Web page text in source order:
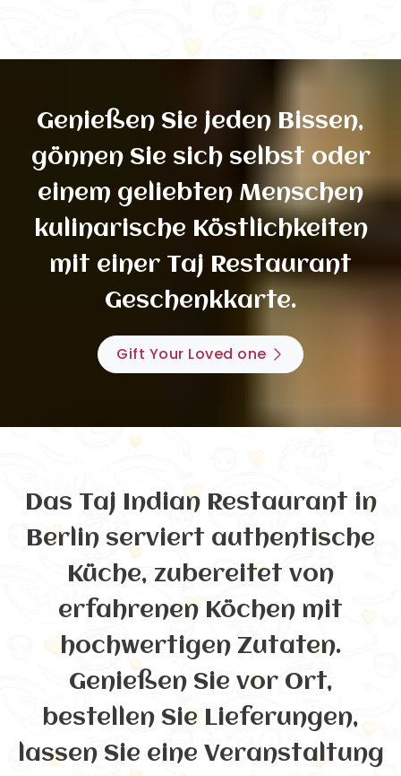
Genießen Sie jeden Bissen,
gönnen Sie sich selbst oder
einem geliebten Menschen
kulinarische Köstlichkeiten
mit einer Taj Restaurant
Geschenkkarte.
Gift Your Loved one
Das Taj Indian Restaurant in
Berlin serviert authentische
Küche, zubereitet von
erfahrenen Köchen mit
hochwertigen Zutaten.
Genießen Sie vor Ort,
bestellen Sie Lieferungen,
lassen Sie eine Veranstaltung